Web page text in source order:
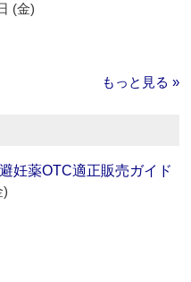
(金)
もっと見る »
妊薬OTC適正販売ガイド
)